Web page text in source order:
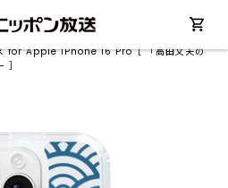
for Apple iPhone 16 Pro［ 「高田文夫の
］